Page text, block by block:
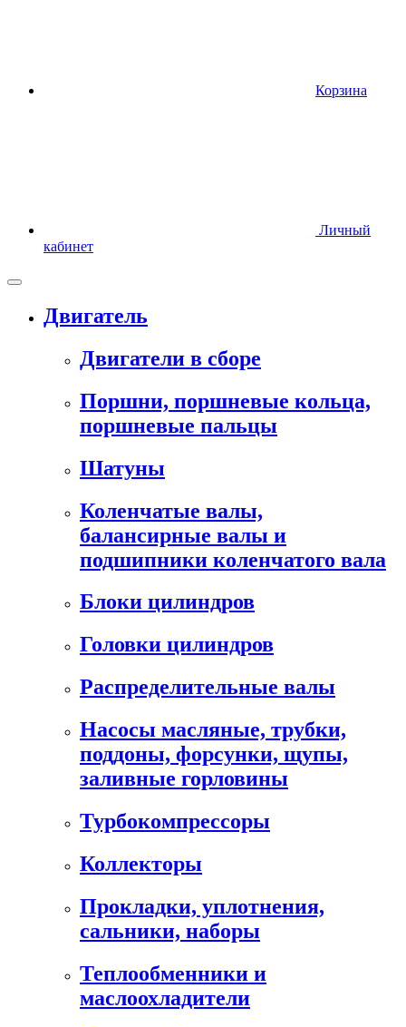
Корзина
Личный
кабинет
Двигатель
Двигатели в сборе
Поршни, поршневые кольца,
поршневые пальцы
Шатуны
Коленчатые валы,
балансирные валы и
подшипники коленчатого вала
Блоки цилиндров
Головки цилиндров
Распределительные валы
Насосы масляные, трубки,
поддоны, форсунки, щупы,
заливные горловины
Турбокомпрессоры
Коллекторы
Прокладки, уплотнения,
сальники, наборы
Теплообменники и
маслоохладители